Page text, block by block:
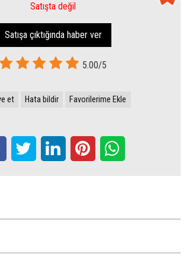
Satışta değil
Satışa çıktığında haber ver
5.00/5
et Hata bildir Favorilerime Ekle